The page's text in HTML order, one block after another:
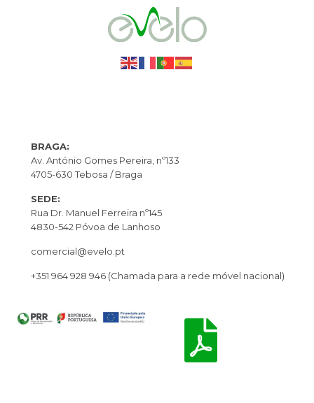
BRAGA:
Av. António Gomes Pereira, nº133
4705-630 Tebosa / Braga
SEDE:
Rua Dr. Manuel Ferreira nº145
4830-542 Póvoa de Lanhoso
comercial@evelo.pt
+351 964 928 946 (Chamada para a rede móvel nacional)